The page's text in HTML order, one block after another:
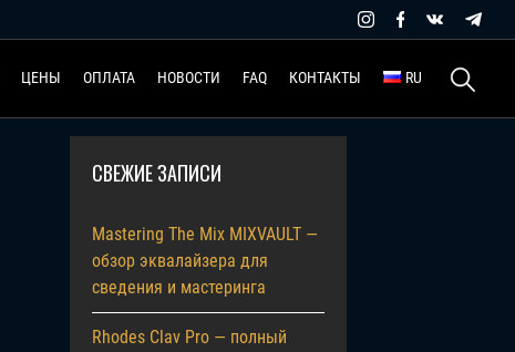
ЦЕНЫ ОПЛАТА НОВОСТИ FAQ КОНТАКТЫ RU Найти:
СВЕЖИЕ ЗАПИСИ
Mastering The Mix MIXVAULT —
обзор эквалайзера для
сведения и мастеринга
Rhodes Clav Pro — полный